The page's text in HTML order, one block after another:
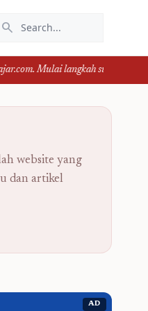
search
langkah suksesmu hari ini! •
website yang
dan artikel
AD